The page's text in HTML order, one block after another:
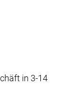
in 3-14